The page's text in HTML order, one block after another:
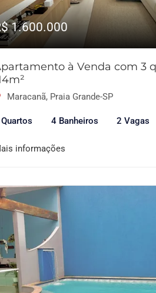
1.600.000
à Venda com 3
Maracanã, Praia Grande-SP
4 Banheiros 2 Vagas
informações